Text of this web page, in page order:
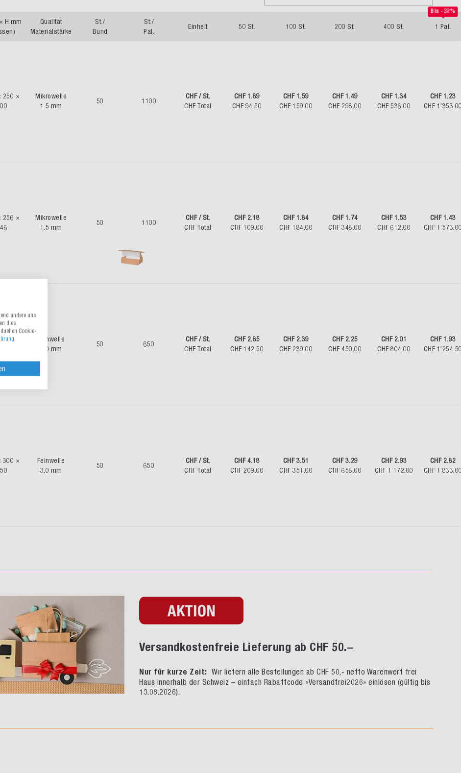
H mm
Qualität
Materialstärke
St./
Bund
St./
Pal.
Einheit 50 St. 100 St. 200 St. 400 St.
Bis -32%
1 Pal.
250 ×
Mikrowelle
1.5 mm
50 1100
CHF / St.
CHF Total
CHF 1.89
CHF 94.50
CHF 1.59
CHF 159.00
CHF 1.49
CHF 298.00
CHF 1.34
CHF 536.00
CHF 1.23
CHF
256 ×
Mikrowelle
1.5 mm
50 1100
CHF / St.
CHF Total
CHF 2.18
CHF 109.00
CHF 1.84
CHF 184.00
CHF 1.74
CHF 348.00
CHF 1.53
CHF 612.00
CHF 1.43
CHF
×
Feinwelle
3.0 mm
50 650
CHF / St.
CHF Total
CHF 2.85
CHF 142.50
CHF 2.39
CHF 239.00
CHF 2.25
CHF 450.00
CHF 2.01
CHF 804.00
CHF 1.93
CHF
300 ×
Feinwelle
3.0 mm
50 650
CHF / St.
CHF Total
CHF 4.18
CHF 209.00
CHF 3.51
CHF 351.00
CHF 3.29
CHF 658.00
CHF 2.93
CHF 1’172.00
CHF 2.82
CHF
Versandkostenfreie Lieferung ab CHF 50.–
Nur für kurze Zeit: Wir liefern alle Bestellungen ab CHF 50,- netto Warenwert frei
Haus innerhalb der Schweiz – einfach Rabattcode «Versandfrei2026» einlösen (gültig bis
13.08.2026).
andere uns
dies
Cookie-
.